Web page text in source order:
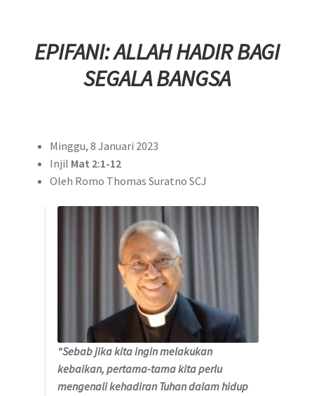
EPIFANI: ALLAH HADIR BAGI
SEGALA BANGSA
Minggu, 8 Januari 2023
Injil Mat 2:1-12
Oleh Romo Thomas Suratno SCJ
“Sebab jika kita ingin melakukan
kebaikan, pertama-tama kita perlu
mengenali kehadiran Tuhan dalam hidup